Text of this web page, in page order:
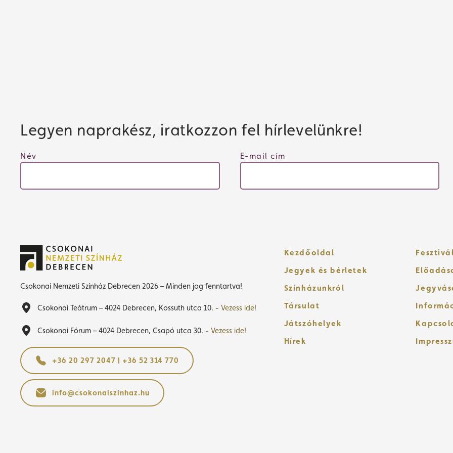
Legyen naprakész, iratkozzon fel hírlevelünkre!
Név E-mail cím
Csokonai Nemzeti Színház Debrecen 2026 – Minden jog fenntartva!
Csokonai Teátrum – 4024 Debrecen, Kossuth utca 10. - Vezess ide!
Csokonai Fórum – 4024 Debrecen, Csapó utca 30. - Vezess ide!
+36 20 297 2047 | +36 52 314 770
info@csokonaiszinhaz.hu
Kezdőoldal
Jegyek és bérletek
Színházunkról
Társulat
Játszóhelyek
Hírek